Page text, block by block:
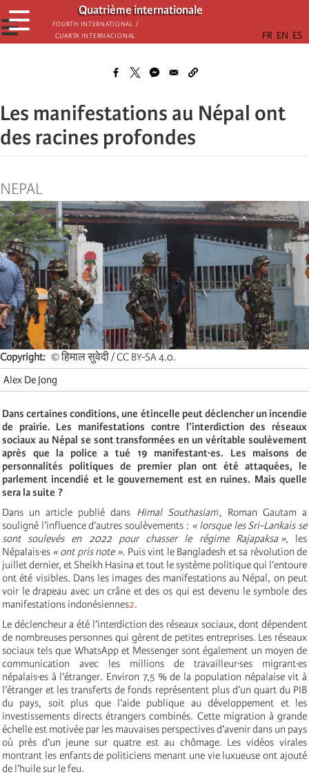
Skip
to
main
Quatrième internationale
Fourth International /
Cuarta Internacional
☰
☰
Les manifestations au Népal ont
des racines profondes
NEPAL
Copyright
© हिमाल सुवेदी / CC BY-SA 4.0.
Alex De Jong
Dans certaines conditions, une étincelle peut déclencher un incendie
de prairie. Les manifestations contre l’interdiction des réseaux
sociaux au Népal se sont transformées en un véritable soulèvement
après que la police a tué 19 manifestant·es. Les maisons de
personnalités politiques de premier plan ont été attaquées, le
parlement incendié et le gouvernement est en ruines. Mais quelle
sera la suite ?
Dans un article publié dans Himal Southasian1, Roman Gautam a
souligné l’influence d’autres soulèvements : « lorsque les Sri-Lankais se
sont soulevés en 2022 pour chasser le régime Rajapaksa », les
Népalais·es « ont pris note ». Puis vint le Bangladesh et sa révolution de
juillet dernier, et Sheikh Hasina et tout le système politique qui l’entoure
ont été visibles. Dans les images des manifestations au Népal, on peut
voir le drapeau avec un crâne et des os qui est devenu le symbole des
manifestations indonésiennes2.
Le déclencheur a été l’interdiction des réseaux sociaux, dont dépendent
de nombreuses personnes qui gèrent de petites entreprises. Les réseaux
sociaux tels que WhatsApp et Messenger sont également un moyen de
communication avec les millions de travailleur·ses migrant·es
népalais·es à l’étranger. Environ 7,5 % de la population népalaise vit à
l’étranger et les transferts de fonds représentent plus d’un quart du PIB
du pays, soit plus que l’aide publique au développement et les
investissements directs étrangers combinés. Cette migration à grande
échelle est motivée par les mauvaises perspectives d’avenir dans un pays
où près d’un jeune sur quatre est au chômage. Les vidéos virales
montrant les enfants de politiciens menant une vie luxueuse ont ajouté
de l’huile sur le feu.